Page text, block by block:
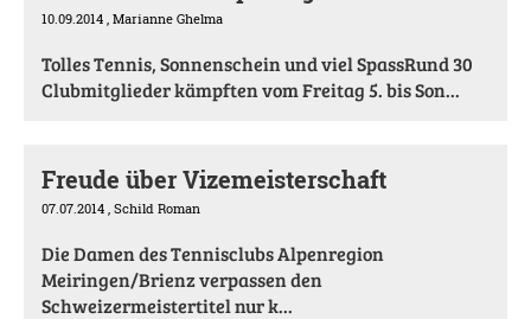
10.09.2014 , Marianne Ghelma
Tolles Tennis, Sonnenschein und viel SpassRund 30
Clubmitglieder kämpften vom Freitag 5. bis Son...
Freude über Vizemeisterschaft
07.07.2014 , Schild Roman
Die Damen des Tennisclubs Alpenregion
Meiringen/Brienz verpassen den
Schweizermeistertitel nur k...